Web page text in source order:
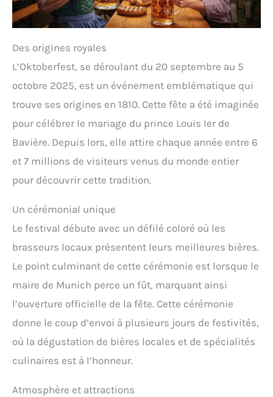
Des origines royales
L’Oktoberfest, se déroulant du 20 septembre au 5
octobre 2025, est un événement emblématique qui
trouve ses origines en 1810. Cette fête a été imaginée
pour célébrer le mariage du prince Louis Ier de
Bavière. Depuis lors, elle attire chaque année entre 6
et 7 millions de visiteurs venus du monde entier
pour découvrir cette tradition.
Un cérémonial unique
Le festival débute avec un défilé coloré où les
brasseurs locaux présentent leurs meilleures bières.
Le point culminant de cette cérémonie est lorsque le
maire de Munich perce un fût, marquant ainsi
l’ouverture officielle de la fête. Cette cérémonie
donne le coup d’envoi à plusieurs jours de festivités,
où la dégustation de bières locales et de spécialités
culinaires est à l’honneur.
Atmosphère et attractions